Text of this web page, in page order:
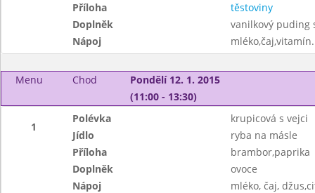
Příloha
těstoviny
Doplněk
vanilkový puding
Nápoj
Menu Chod
Pondělí 12. 1. 2015
(11:00 - 13:30)
1
Polévka
krupicová s vejci
Jídlo
ryba na másle
Příloha
brambor,paprika
Doplněk
ovoce
Nápoj
mléko, čaj,